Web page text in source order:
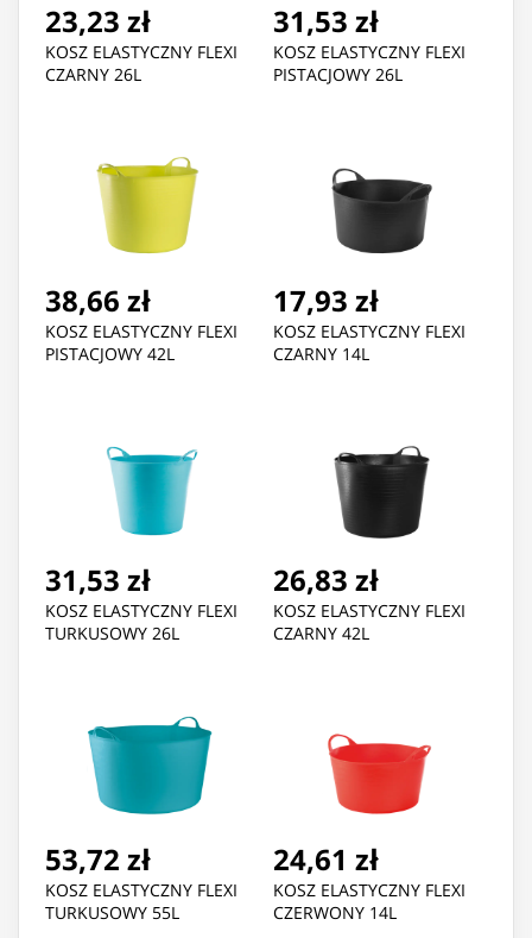
23,23 zł
KOSZ ELASTYCZNY FLEXI
CZARNY 26L
31,53 zł
KOSZ ELASTYCZNY FLEXI
PISTACJOWY 26L
38,66 zł
KOSZ ELASTYCZNY FLEXI
PISTACJOWY 42L
17,93 zł
KOSZ ELASTYCZNY FLEXI
CZARNY 14L
31,53 zł
KOSZ ELASTYCZNY FLEXI
TURKUSOWY 26L
26,83 zł
KOSZ ELASTYCZNY FLEXI
CZARNY 42L
53,72 zł
KOSZ ELASTYCZNY FLEXI
TURKUSOWY 55L
24,61 zł
KOSZ ELASTYCZNY FLEXI
CZERWONY 14L